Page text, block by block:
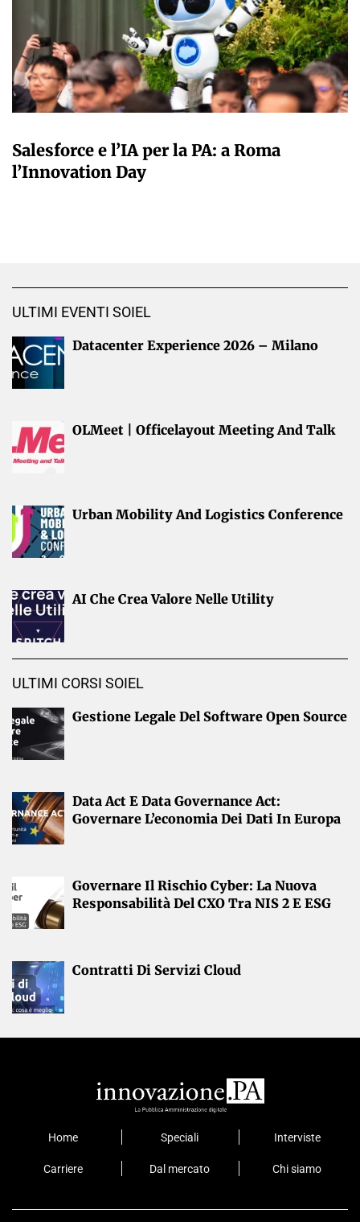
Salesforce e l’IA per la PA: a Roma
l’Innovation Day
ULTIMI EVENTI SOIEL
Datacenter Experience 2026 – Milano
OLMeet | Officelayout Meeting And Talk
Urban Mobility And Logistics Conference
AI Che Crea Valore Nelle Utility
ULTIMI CORSI SOIEL
Gestione Legale Del Software Open Source
Data Act E Data Governance Act:
Governare L’economia Dei Dati In Europa
Governare Il Rischio Cyber: La Nuova
Responsabilità Del CXO Tra NIS 2 E ESG
Contratti Di Servizi Cloud
Home Speciali Interviste
Carriere Dal mercato Chi siamo